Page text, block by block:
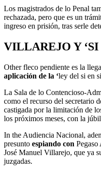
Los magistrados de lo Penal
rechazada, pero que es un
ingreso en prisión, tras serle
VILLAREJO Y ‘SI
Other fleco pendiente es la
aplicación de la ‘ley del si en si
La Sala de lo Contencioso-
como el recurso del secretario
castigada por la limitación de
los próximos meses, con la
In the Audiencia Nacional,
presunto espiando con Pegaso
José Manuel Villarejo, que ya
juzgadas.